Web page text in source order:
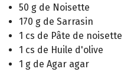
50 g de Noisette
170 g de Sarrasin
1 cs de Pâte de noisette
1 cs de Huile d'olive
1 g de Agar agar